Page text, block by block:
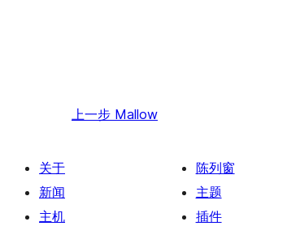
上一步 Mallow
关于
新闻
主机
陈列窗
主题
插件